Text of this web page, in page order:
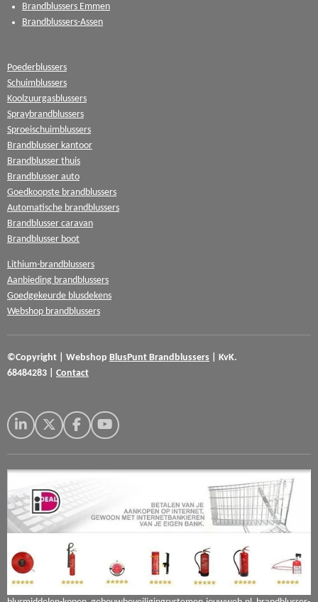
Brandblussers Emmen
Brandblussers-Assen
Poederblussers
Schuimblussers
Koolzuurgasblussers
Spraybrandblussers
Sproeischuimblussers
Brandblusser kantoor
Brandblusser thuis
Brandblusser auto
Goedkoopste brandblussers
Automatische brandblussers
Brandblusser caravan
Brandblusser boot
Lithium-brandblussers
Aanbieding brandblussers
Goedgekeurde blusdekens
Webshop brandblussers
©Copyright Webshop BlusPunt Brandblussers
KvK.
68484283
Contact
L
n
k
d
I
n
X
F
c
e
Y
u
T